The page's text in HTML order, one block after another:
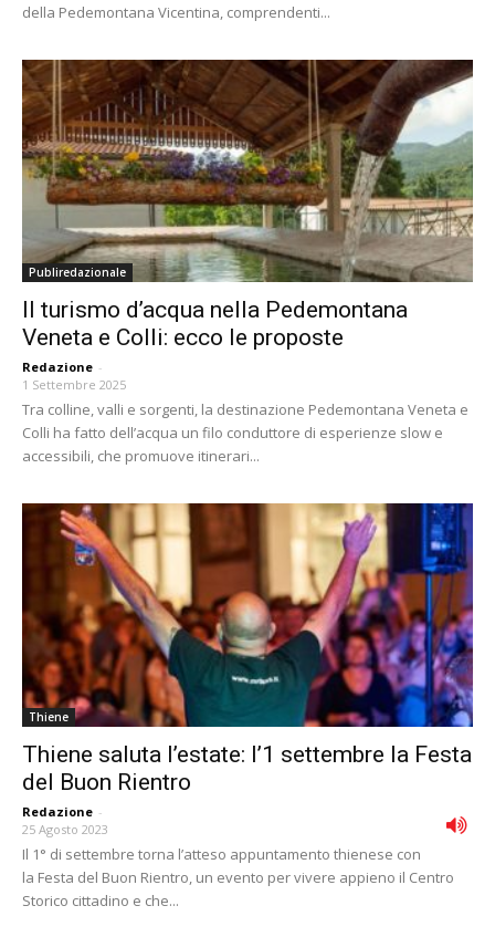
della Pedemontana Vicentina, comprendenti...
Publiredazionale
Il turismo d’acqua nella Pedemontana
Veneta e Colli: ecco le proposte
Redazione -
1 Settembre 2025
Tra colline, valli e sorgenti, la destinazione Pedemontana Veneta e
Colli ha fatto dell’acqua un filo conduttore di esperienze slow e
accessibili, che promuove itinerari...
Thiene
Thiene saluta l’estate: l’1 settembre la Festa
del Buon Rientro
Redazione -
25 Agosto 2023
Il 1° di settembre torna l’atteso appuntamento thienese con
la Festa del Buon Rientro, un evento per vivere appieno il Centro
Storico cittadino e che...